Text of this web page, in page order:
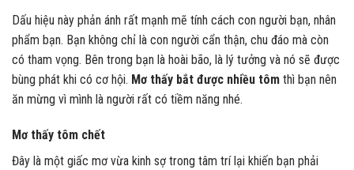
Dấu hiệu này phản ánh rất mạnh mẽ tính cách con người bạn, nhân
phẩm bạn. Bạn không chỉ là con người cẩn thận, chu đáo mà còn
có tham vọng. Bên trong bạn là hoài bão, là lý tưởng và nó sẽ được
bùng phát khi có cơ hội. Mơ thấy bắt được nhiều tôm thì bạn nên
ăn mừng vì mình là người rất có tiềm năng nhé.
Mơ thấy tôm chết
Đây là một giấc mơ vừa kinh sợ trong tâm trí lại khiến bạn phải